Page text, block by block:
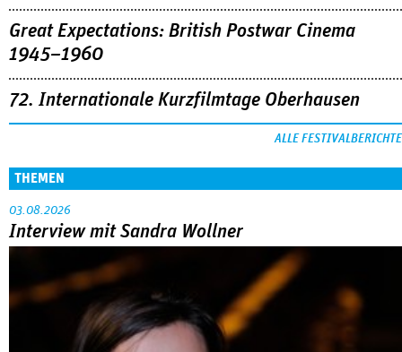
Great Expectations: British Postwar Cinema
1945–1960
72. Internationale Kurzfilmtage Oberhausen
ALLE FESTIVALBERICHTE
THEMEN
03.08.2026
Interview mit Sandra Wollner